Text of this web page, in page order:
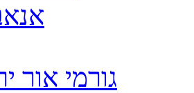
גורמי אור